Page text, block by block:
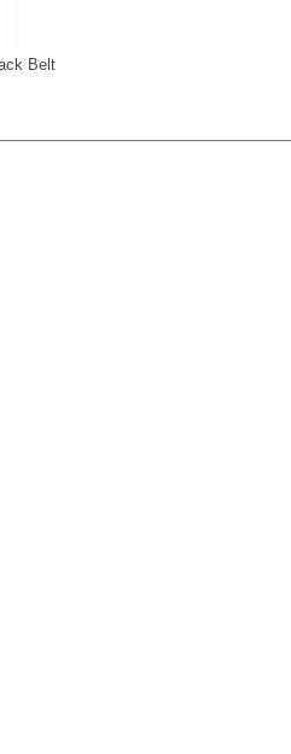
Belt